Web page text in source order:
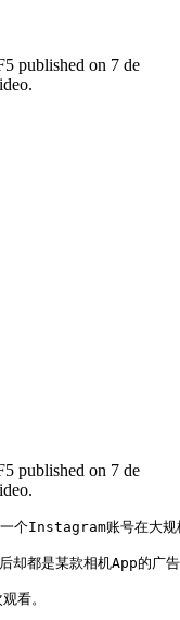
published on 7 de
published on 7 de
Instagram账号在大规
却都是某款相机App的广
看。